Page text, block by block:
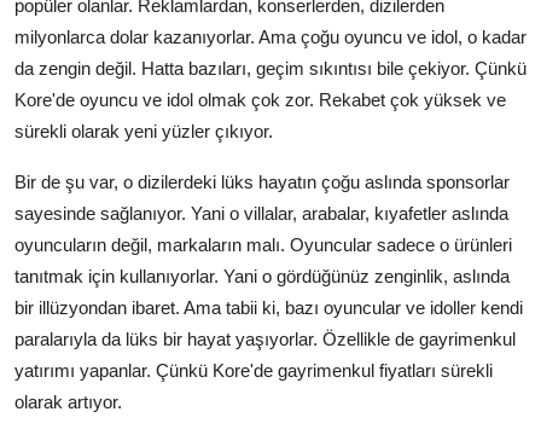
popüler olanlar. Reklamlardan, konserlerden, dizilerden
milyonlarca dolar kazanıyorlar. Ama çoğu oyuncu ve idol, o kadar
da zengin değil. Hatta bazıları, geçim sıkıntısı bile çekiyor. Çünkü
Kore'de oyuncu ve idol olmak çok zor. Rekabet çok yüksek ve
sürekli olarak yeni yüzler çıkıyor.
Bir de şu var, o dizilerdeki lüks hayatın çoğu aslında sponsorlar
sayesinde sağlanıyor. Yani o villalar, arabalar, kıyafetler aslında
oyuncuların değil, markaların malı. Oyuncular sadece o ürünleri
tanıtmak için kullanıyorlar. Yani o gördüğünüz zenginlik, aslında
bir illüzyondan ibaret. Ama tabii ki, bazı oyuncular ve idoller kendi
paralarıyla da lüks bir hayat yaşıyorlar. Özellikle de gayrimenkul
yatırımı yapanlar. Çünkü Kore'de gayrimenkul fiyatları sürekli
olarak artıyor.